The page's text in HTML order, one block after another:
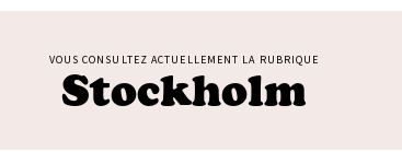
VOUS CONSULTEZ ACTUELLEMENT LA RUBRIQUE
Stockholm